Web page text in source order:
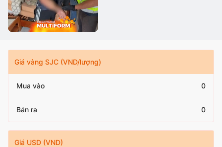
Giá vàng SJC (VND/lượng)
Mua vào 0
Bán ra 0
Giá USD (VND)